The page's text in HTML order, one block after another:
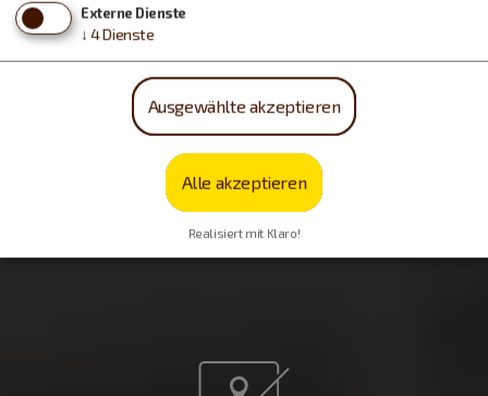
Externe Dienste
↓ 4Dienste
Ausgewählte akzeptieren
Alle akzeptieren
Realisiert mit Klaro!